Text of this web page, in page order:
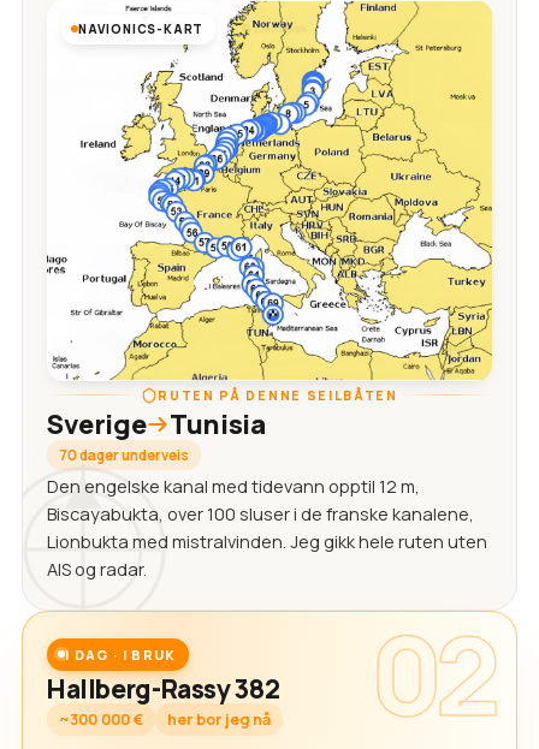
NAVIONICS-KART
RUTEN PÅ DENNE SEILBÅTEN
Sverige Tunisia
70 dager underveis
Den engelske kanal med tidevann opptil 12 m,
Biscayabukta, over 100 sluser i de franske kanalene,
Lionbukta med mistralvinden. Jeg gikk hele ruten uten
AIS og radar.
02
I DAG · I BRUK
Hallberg-Rassy 382
~300 000 € her bor jeg nå